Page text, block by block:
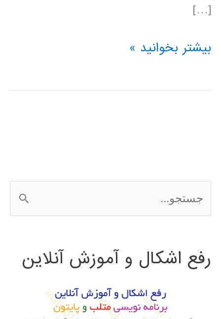
[…]
دانلود
و
تكامل
تفاضلي
بیشتر بخوانید »
س
ج
رفع اشکال و آموزش آنلاین